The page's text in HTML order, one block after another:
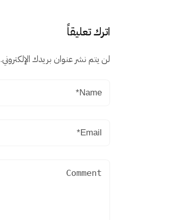
اترك تعليقاً
لن يتم نشر عنوان بريدك الإلكتروني.